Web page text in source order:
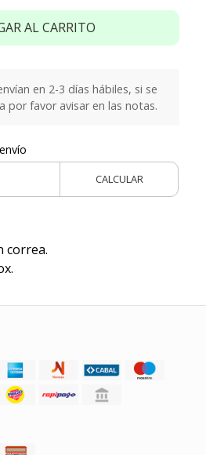
AL CARRITO
en 2-3 días hábiles, si se
por favor avisar en las notas.
CALCULAR
correa.